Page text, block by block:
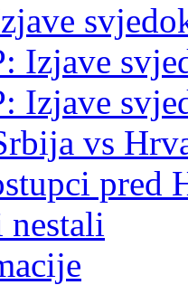
Izjave
Izjave
vs
pred